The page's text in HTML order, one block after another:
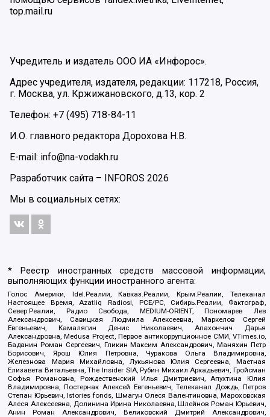
top.mail.ru
Учредитель и издатель ООО ИА «Инфорос».
Адрес учредителя, издателя, редакции: 117218, Россия,
г. Москва, ул. Кржижановского, д.13, кор. 2
Телефон: +7 (495) 718-84-11
И.О. главного редактора Дорохова Н.В.
E-mail: info@na-vodakh.ru
Разработчик сайта – INFOROS 2026
Мы в социальных сетях:
* Реестр иностранных средств массовой информации,
выполняющих функции иностранного агента:
Голос Америки, Idel.Реалии, Кавказ.Реалии, Крым.Реалии, Телеканал
Настоящее Время, Azatliq Radiosi, PCE/PC, Сибирь.Реалии, Фактограф,
Север.Реалии, Радио Свобода, MEDIUM-ORIENT, Пономарев Лев
Александрович, Савицкая Людмила Алексеевна, Маркелов Сергей
Евгеньевич, Камалягин Денис Николаевич, Апахончич Дарья
Александровна, Medusa Project, Первое антикоррупционное СМИ, VTimes.io,
Баданин Роман Сергеевич, Гликин Максим Александрович, Маняхин Петр
Борисович, Ярош Юлия Петровна, Чуракова Ольга Владимировна,
Железнова Мария Михайловна, Лукьянова Юлия Сергеевна, Маетная
Елизавета Витальевна, The Insider SIA, Рубин Михаил Аркадьевич, Гройсман
Софья Романовна, Рождественский Илья Дмитриевич, Апухтина Юлия
Владимировна, Постернак Алексей Евгеньевич, Телеканал Дождь, Петров
Степан Юрьевич, Istories fonds, Шмагун Олеся Валентиновна, Мароховская
Алеся Алексеевна, Долинина Ирина Николаевна, Шлейнов Роман Юрьевич,
Анин Роман Александрович, Великовский Дмитрий Александрович,